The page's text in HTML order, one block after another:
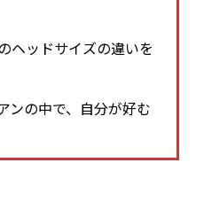
ヘッドサイズの違いを
ンの中で、自分が好む